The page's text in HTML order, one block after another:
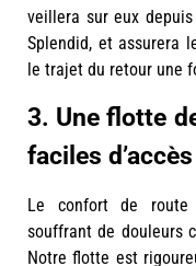
veillera sur eux depuis
Splendid, et assurera
le trajet du retour une
3. Une flotte
faciles d’accès
Le confort de route
souffrant de douleurs
Notre flotte est